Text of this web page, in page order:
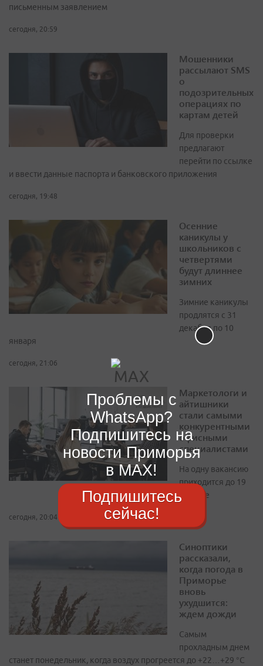
письменным заявлением
сегодня, 20:59
Мошенники
рассылают SMS
о
подозрительных
операциях по
картам детей
Для проверки
предлагают
перейти по ссылке
и ввести данные паспорта и банковского приложения
сегодня, 19:48
Осенние
каникулы у
школьников с
четвертями
будут длиннее
зимних
Зимние каникулы
продлятся с 31
декабря по 10
января
сегодня, 21:06
Маркетологи и
айтишники
стали самыми
конкурентными
офисными
специалистами
На одну вакансию
приходится до 19
резюме
сегодня, 20:04
Синоптики
рассказали,
когда погода в
Приморье
вновь
ухудшится:
ждем дожди
Самым
прохладным днем
станет понедельник, когда воздух прогреется до +22…+29 °С
Проблемы с
WhatsApp?
Подпишитесь на
новости Приморья
в MAX!
Подпишитесь
сейчас!